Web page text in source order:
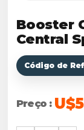
Booster
Central
Código de
Preço :